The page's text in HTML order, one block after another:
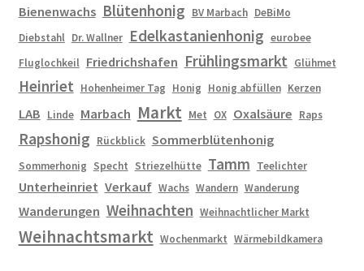
Bienenwachs Blütenhonig BV Marbach DeBiMo
Diebstahl Dr. Wallner Edelkastanienhonig eurobee
Fluglochkeil Friedrichshafen Frühlingsmarkt Glühmet
Heinriet Hohenheimer Tag Honig Honig abfüllen Kerzen
LAB Linde Marbach Markt Met OX Oxalsäure Raps
Rapshonig Rückblick Sommerblütenhonig
Sommerhonig Specht Striezelhütte Tamm Teelichter
Unterheinriet Verkauf Wachs Wandern Wanderung
Wanderungen Weihnachten Weihnachtlicher Markt
Weihnachtsmarkt Wochenmarkt Wärmebildkamera